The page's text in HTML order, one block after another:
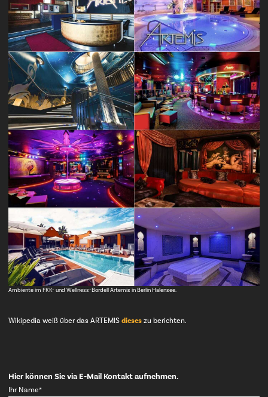
Ambiente im FKK- und Wellness-Bordell Artemis in Berlin Halensee.
Wikipedia weiß über das ARTEMISdieseszu berichten.
Hier können Sie via E-Mail Kontakt aufnehmen.
Pflichtfeld
Ihr Name*